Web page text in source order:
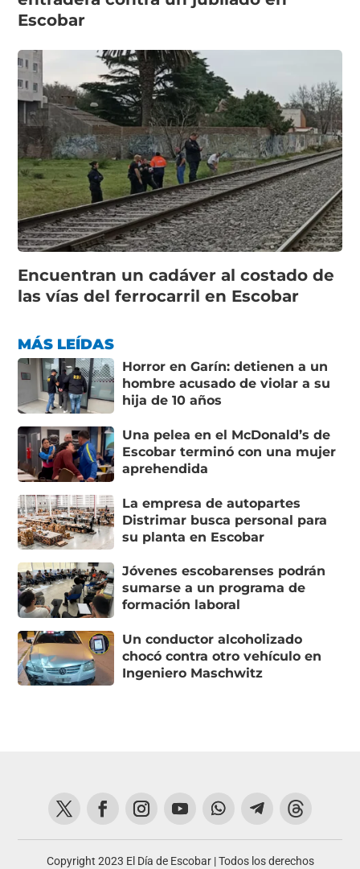
Escobar
Encuentran un cadáver al costado de
las vías del ferrocarril en Escobar
MÁS LEÍDAS
Horror en Garín: detienen a un
hombre acusado de violar a su
hija de 10 años
Una pelea en el McDonald’s de
Escobar terminó con una mujer
aprehendida
La empresa de autopartes
Distrimar busca personal para
su planta en Escobar
Jóvenes escobarenses podrán
sumarse a un programa de
formación laboral
Un conductor alcoholizado
chocó contra otro vehículo en
Ingeniero Maschwitz
Copyright 2023 El Día de Escobar | Todos los derechos